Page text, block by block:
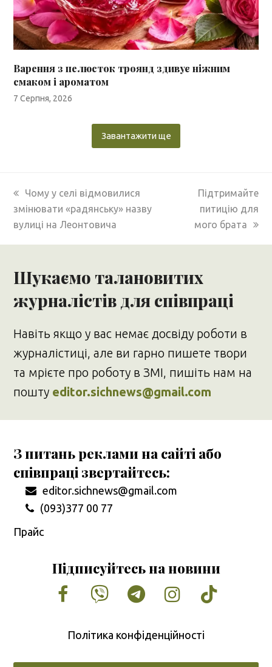
Варення з пелюсток троянд здивує ніжним
смаком і ароматом
7 Серпня, 2026
Завантажити ще
previous
post:
Чому у селі відмовилися
змінювати «радянську» назву
вулиці на Леонтовича
next
post:
Підтримайте
питицію для
мого брата
Шукаємо талановитих
журналістів для співпраці
Навіть якщо у вас немає досвіду роботи в
журналістиці, але ви гарно пишете твори
та мрієте про роботу в ЗМІ, пишіть нам на
пошту editor.sichnews@gmail.com
З питань реклами на сайті або
співпраці звертайтесь:
editor.sichnews@gmail.com
(093)377 00 77
Прайс
Підписуйтесь на новини
Facebook
VimeoTumblrInstagram
Tiktok
Політика конфіденційності